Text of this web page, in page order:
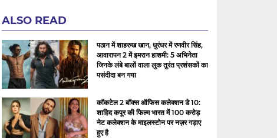
ALSO READ
पठान में शाहरुख खान, धुरंधर में रणवीर सिंह,
आवारापन 2 में इमरान हाशमी: 5 अभिनेता
जिनके लंबे बालों वाला लुक तुरंत प्रशंसकों का
पसंदीदा बन गया
कॉकटेल 2 बॉक्स ऑफिस कलेक्शन डे 10:
शाहिद कपूर की फिल्म भारत में 100 करोड़
नेट कलेक्शन के माइलस्टोन पर नज़र गड़ाए
हुए है